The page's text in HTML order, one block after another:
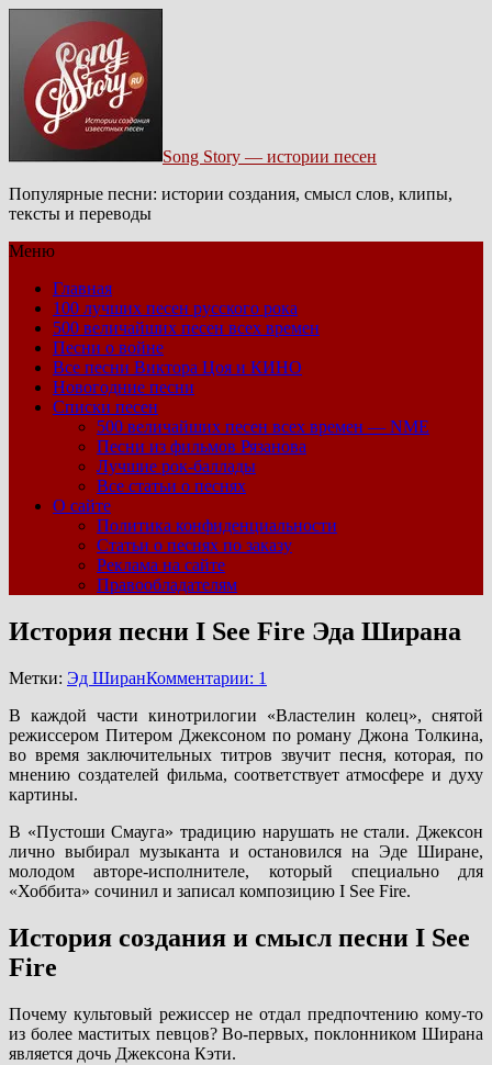
Song Story — истории песен
Популярные песни: истории создания, смысл слов, клипы,
тексты и переводы
Меню
Главная
100 лучших песен русского рока
500 величайших песен всех времен
Песни о войне
Все песни Виктора Цоя и КИНО
Новогодние песни
Списки песен
500 величайших песен всех времен — NME
Песни из фильмов Рязанова
Лучшие рок-баллады
Все статьи о песнях
О сайте
Политика конфиденциальности
Статьи о песнях по заказу
Реклама на сайте
Правообладателям
История песни I See Fire Эда Ширана
Метки: Эд ШиранКомментарии: 1
В каждой части кинотрилогии «Властелин колец», снятой
режиссером Питером Джексоном по роману Джона Толкина,
во время заключительных титров звучит песня, которая, по
мнению создателей фильма, соответствует атмосфере и духу
картины.
В «Пустоши Смауга» традицию нарушать не стали. Джексон
лично выбирал музыканта и остановился на Эде Ширане,
молодом авторе-исполнителе, который специально для
«Хоббита» сочинил и записал композицию I See Fire.
История создания и смысл песни I See
Fire
Почему культовый режиссер не отдал предпочтению кому-то
из более маститых певцов? Во-первых, поклонником Ширана
является дочь Джексона Кэти.